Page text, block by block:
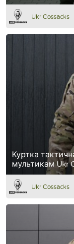
Ukr Cossacks
Куртка
мультикам Ukr
Ukr Cossacks